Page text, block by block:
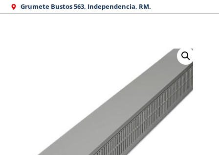
Grumete Bustos 563, Independencia, RM.